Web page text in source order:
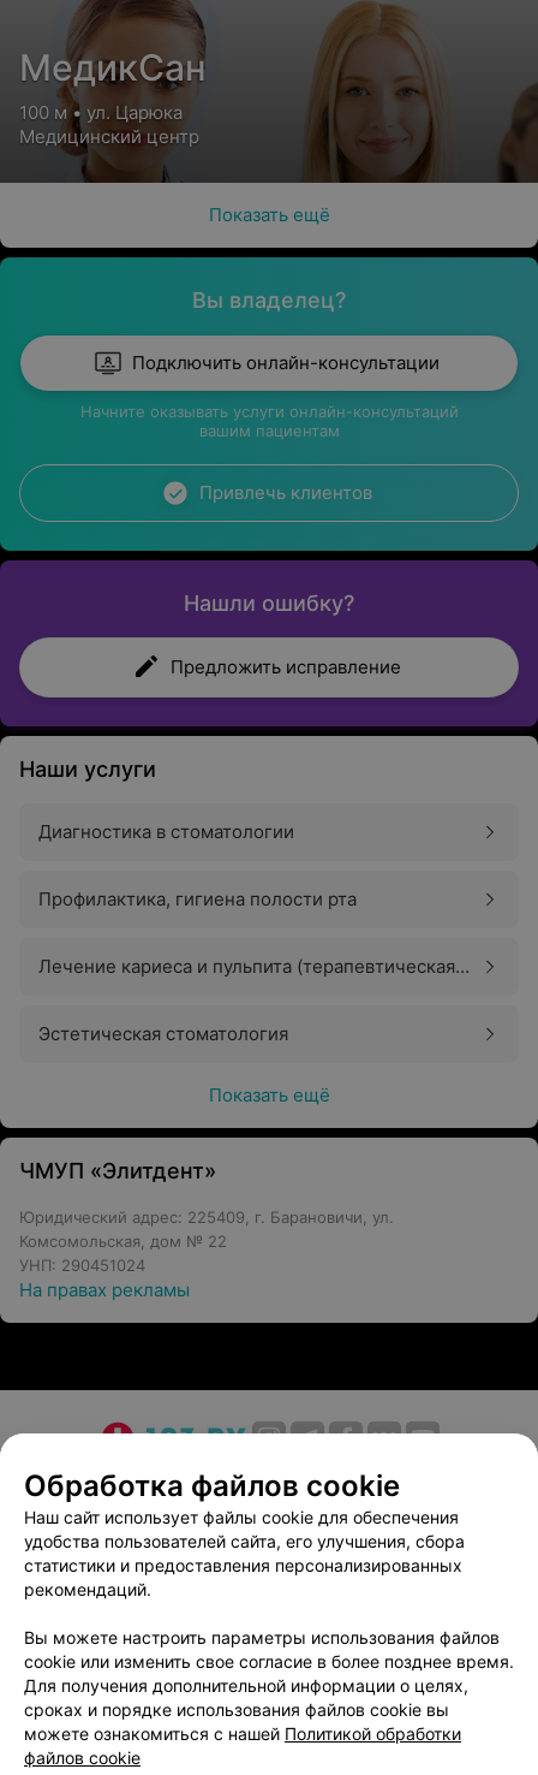
МедикСан
100 м • ул. Царюка
Медицинский центр
Показать ещё
Вы владелец?
Подключить онлайн-консультации
Начните оказывать услуги онлайн-консультаций
вашим пациентам
Привлечь клиентов
Нашли ошибку?
Предложить исправление
Наши услуги
Диагностика в стоматологии
Профилактика, гигиена полости рта
Лечение кариеса и пульпита (терапевтическая
Эстетическая стоматология
Показать ещё
ЧМУП «Элитдент»
Юридический адрес: 225409, г. Барановичи, ул.
Комсомольская, дом № 22
УНП: 290451024
На правах рекламы
О проекте Новости проекта
Размещение рекламы
Медицинский маркетинг
Публичный договор
Пользовательское соглашение
Способы оплаты
Вакансии
Партнеры
Написать в поддержку
Персональные настройки cookie
Обработка персональных данных
Обработка файлов cookie
Наш сайт использует файлы cookie для обеспечения
удобства пользователей сайта, его улучшения, сбора
статистики и предоставления персонализированных
рекомендаций.
Вы можете настроить параметры использования файлов
cookie или изменить свое согласие в более позднее время.
Для получения дополнительной информации о целях,
сроках и порядке использования файлов cookie вы
можете ознакомиться с нашей Политикой обработки
файлов cookie